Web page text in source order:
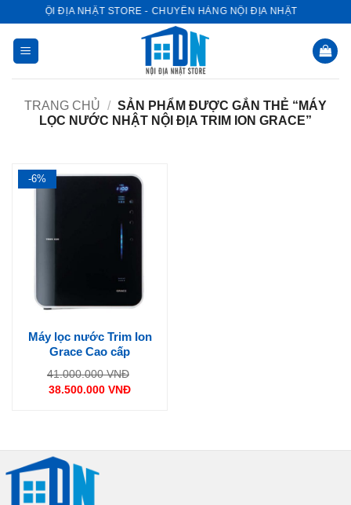
dung
NỘI ĐỊA NHẬT STORE - CHUYÊN HÀNG NỘI ĐỊA NHẬT
TRANG CHỦ / SẢN PHẨM ĐƯỢC GẮN THẺ “MÁY
LỌC NƯỚC NHẬT NỘI ĐỊA TRIM ION GRACE”
-6%
Máy lọc nước Trim Ion
Grace Cao cấp
41.000.000VNĐ
38.500.000 VNĐ